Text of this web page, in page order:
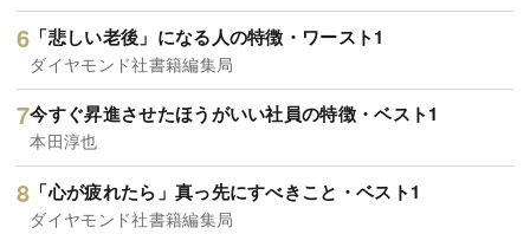
「悲しい老後」になる人の特徴・ワースト1
ダイヤモンド社書籍編集局
今すぐ昇進させたほうがいい社員の特徴・ベスト1
本田淳也
「心が疲れたら」真っ先にすべきこと・ベスト1
ダイヤモンド社書籍編集局